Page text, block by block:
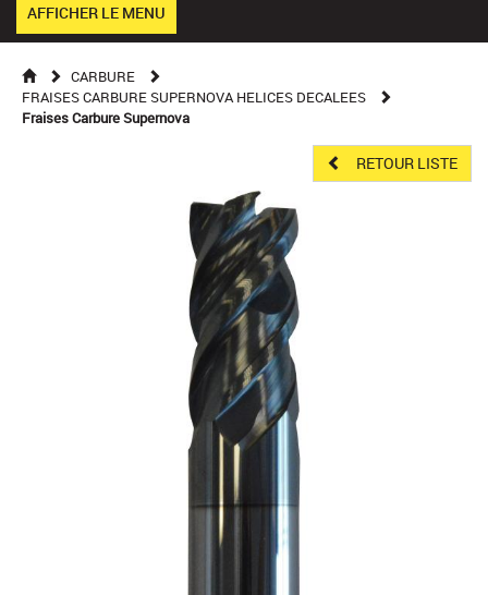
AFFICHER LE MENU
CARBURE
FRAISES CARBURE SUPERNOVA HELICES DECALEES
Fraises Carbure Supernova
RETOUR LISTE